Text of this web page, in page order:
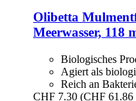
Olibetta
Meerwasser, 118
Biologisches
Agiert als
Reich an
CHF 7.30 (CHF 61.86